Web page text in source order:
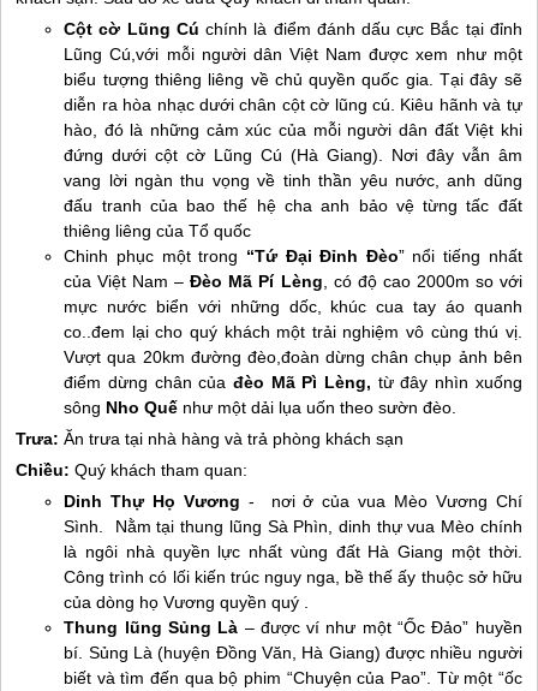
Cột cờ Lũng Cúchính là điểm đánh dấu cực Bắc tại đỉnh
Lũng Cú,với mỗi người dân Việt Nam được xem như một
biểu tượng thiêng liêng về chủ quyền quốc gia. Tại đây sẽ
diễn ra hòa nhạc dưới chân cột cờ lũng cú. Kiêu hãnh và tự
hào, đó là những cảm xúc của mỗi người dân đất Việt khi
đứng dưới cột cờ Lũng Cú (Hà Giang). Nơi đây vẫn âm
vang lời ngàn thu vọng về tinh thần yêu nước, anh dũng
đấu tranh của bao thế hệ cha anh bảo vệ từng tấc đất
thiêng liêng của Tổ quốc
Chinh phục một trong “Tứ Đại Đỉnh Đèo” nổi tiếng nhất
của Việt Nam –Đèo Mã Pí Lèng , có độ cao 2000m so với
mực nước biển với những dốc, khúc cua tay áo quanh
co..đem lại cho quý khách một trải nghiệm vô cùng thú vị.
Vượt qua 20km đường đèo,đoàn dừng chân chụp ảnh bên
điểm dừng chân của đèo Mã Pì Lèng, từ đây nhìn xuống
sông Nho Quế như một dải lụa uốn theo sườn đèo.
Trưa: Ăn trưa tại nhà hàng và trả phòng khách sạn
Chiều:Quý khách tham quan:
Dinh Thự Họ Vương - nơi ở của vua Mèo Vương Chí
Sình. Nằm tại thung lũng Sà Phìn, dinh thự vua Mèo chính
là ngôi nhà quyền lực nhất vùng đất Hà Giang một thời.
Công trình có lối kiến trúc nguy nga, bề thế ấy thuộc sở hữu
của dòng họ Vương quyền quý .
Thung lũng Sủng Là – được ví như một “Ốc Đảo” huyền
bí. Sủng Là (huyện Đồng Văn, Hà Giang) được nhiều người
biết và tìm đến qua bộ phim “Chuyện của Pao”. Từ một “ốc